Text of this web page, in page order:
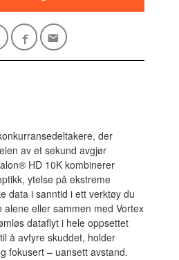
der
av et sekund avgjør
HD 10K kombinerer
ytelse på ekstreme
data i sanntid i ett verktøy du
alene eller sammen med Vortex
dataflyt i hele oppsettet
å avfyre skuddet, holder
fokusert – uansett avstand.